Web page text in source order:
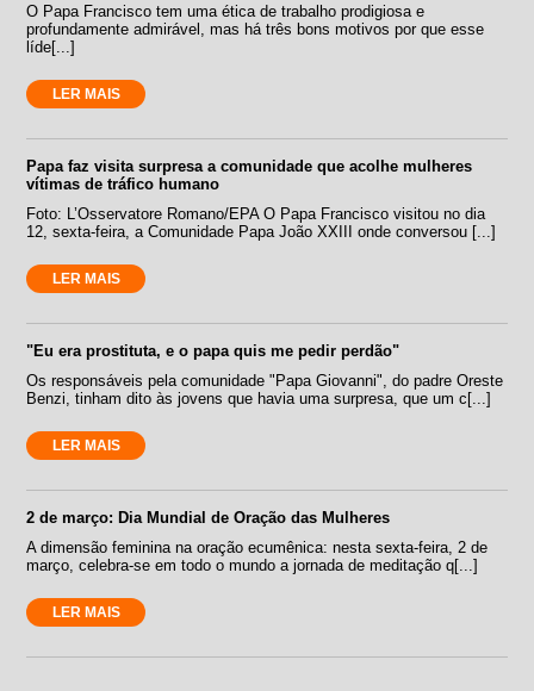
O Papa Francisco tem uma ética de trabalho prodigiosa e
profundamente admirável, mas há três bons motivos por que esse
líde[...]
LER MAIS
Papa faz visita surpresa a comunidade que acolhe mulheres
vítimas de tráfico humano
Foto: L’Osservatore Romano/EPA O Papa Francisco visitou no dia
12, sexta-feira, a Comunidade Papa João XXIII onde conversou [...]
LER MAIS
"Eu era prostituta, e o papa quis me pedir perdão"
Os responsáveis pela comunidade "Papa Giovanni", do padre Oreste
Benzi, tinham dito às jovens que havia uma surpresa, que um c[...]
LER MAIS
2 de março: Dia Mundial de Oração das Mulheres
A dimensão feminina na oração ecumênica: nesta sexta-feira, 2 de
março, celebra-se em todo o mundo a jornada de meditação q[...]
LER MAIS